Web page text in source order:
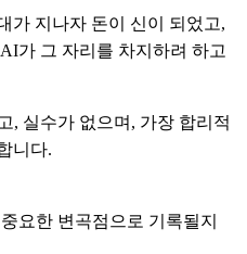
가 지나자 돈이 신이 되었고,
가 그 자리를 차지하려 하고
, 실수가 없으며, 가장 합리적
니다.
요한 변곡점으로 기록될지